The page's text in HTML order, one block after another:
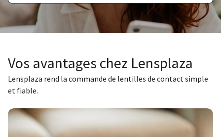
Vos avantages chez Lensplaza
Lensplaza rend la commande de lentilles de contact simple
et fiable.